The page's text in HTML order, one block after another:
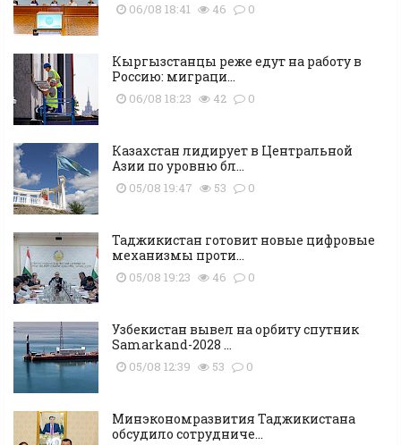
06/08 18:41 46 0
Кыргызстанцы реже едут на работу в
Россию: миграци...
06/08 18:23 42 0
Казахстан лидирует в Центральной
Азии по уровню бл...
05/08 19:47 53 0
Таджикистан готовит новые цифровые
механизмы проти...
05/08 19:23 46 0
Узбекистан вывел на орбиту спутник
Samarkand-2028 ...
05/08 12:39 53 0
Минэкономразвития Таджикистана
обсудило сотрудниче...